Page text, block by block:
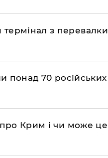
з перевалки
понад 70 російських
про Крим і чи може це